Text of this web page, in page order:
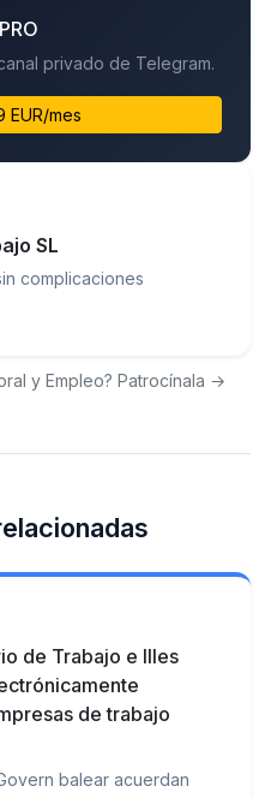
privado de Telegram.
EUR/mes
SL
complicaciones
y Empleo? Patrocínala →
de Trabajo e Illes
de trabajo
balear acuerdan